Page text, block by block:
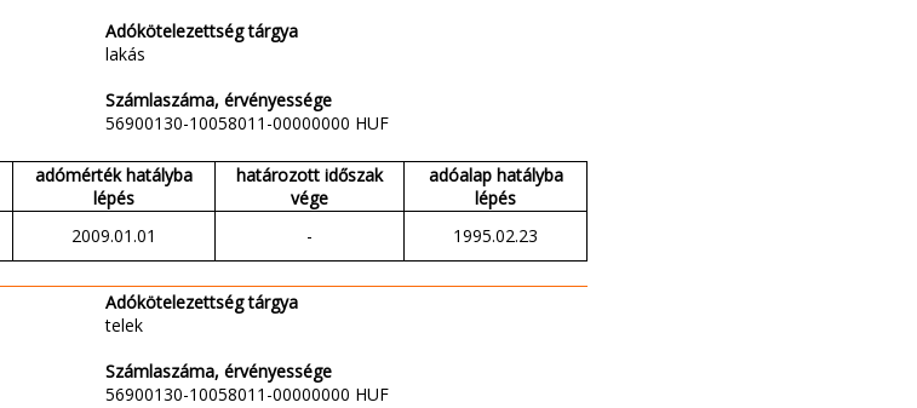
Adókötelezettség tárgya
lakás
Számlaszáma, érvényessége
56900130-10058011-00000000 HUF
adómérték hatályba
lépés
határozott időszak
vége
adóalap hatályba
lépés
2009.01.01 - 1995.02.23
Adókötelezettség tárgya
telek
Számlaszáma, érvényessége
56900130-10058011-00000000 HUF